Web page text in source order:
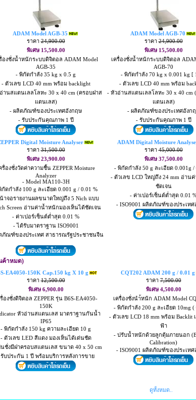
ADAM Model AGB-35
ราคา24,900.00
พิเศษ 15,500.00
องชั่งน้ำหนักระบบดิจิตอล ADAM Model
AGB-35
- พิกัดกำลัง 35 kg x 0.5 g
- ตัวเลข LCD 40 mm พร้อม backlight
านสแตนเลลโลหะ 30 x 40 cm (ครอบฝาส
แตนเลส)
- ผลิตภัณฑ์ของประเทศอังกฤษ
- รับประกันคุณภาพ 1 ปี
ADAM Model AGB-70
ราคา24,900.00
พิเศษ 15,500.00
เครื่องชั่งน้ำหนักระบบดิจิตอล
AGB-70
- พิกัดกำลัง 70 kg x 0.001 kg [
- ตัวเลข LCD 40 mm พร้อม
- หัวอ่านสแตนเลลโลหะ 30 x 40 cm
แตนเลส)
- ผลิตภัณฑ์ของประเทศอังก
- รับประกันคุณภาพ 1 ปี
Digital Moisture Analyser
ราคา31,500.00
พิเศษ 23,900.00
รื่องชั่งวัดค่าความชื้น ZEPPER Moisture
Analyzer
- Model MA110-3H
กัดกำลัง 100 g ละเอียด 0.001 g / 0.01 %
าจอรายงานผลขนาดใหญ่ถึง 5 Nich แบบ
Screen อ่านค่าน้ำหนักมองเห็นได้ชัดเจน
- ค่าเปอร์เซ็นต์ต่ำสุด 0.01 %
- ได้รับมาตราฐาน ISO9001
ภัณฑ์ของประเทศ สาธารณรัฐประชาชนจีน
ค้าหมด)
ADAM Digital Moisture
ราคา45,000.00
พิเศษ 37,500.00
- พิกัดกำลัง 50 g ละเอียด 0.001g /
- ตัวเลข LCD ใหญ่ถึง 24 mm อ่าน
ชัดเจน
- ค่าเปอร์เซ็นต์ต่ำสุด 0.01
- ISO9001 ผลิตภัณฑ์ของประเทศ
EA4050-150K Cap.150 kg X 10 g
ราคา12,500.00
พิเศษ 6,900.00
องชั่งดิจิตอล ZEPPER รุ่น B6S-EA4050-
150K
หัวอ่านสแตนเลส มาตราฐานกันน้ำ
IP65
- พิกัดกำลัง 150 kg ความละเอียด 10 g
- ตัวเลข LED สีแดง มองเห็นได้เด่นชัด
ชั่งมีฝาครอบสแตนเลส ขนาด 40 x 50 cm
บประกัน 1 ปี พร้อมบริการหลังการขาย
CQT202 ADAM 200 g / 0.01 g
ราคา7,500.00
พิเศษ 4,500.00
เครื่องชั่งนำ้หนัก ADAM Model
- พิกัดกำลัง 200 g ละเอียด 10mg (
- ตัวเลข LCD 18 mm พร้อม Backlit
ฟ้า
- ปรับน้ำหนักด้วยลูกตุ้มภายนอก
Calibration)
- ISO9001 ผลิตภัณฑ์ของประเทศ
ดูทั้งหมด..